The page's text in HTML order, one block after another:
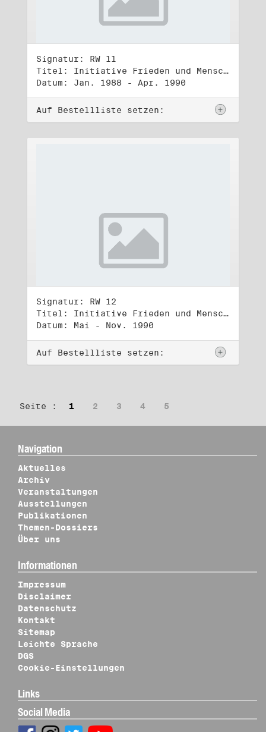
Signatur: RW 11
Titel: Initiative Frieden und Menschenrechte (1)
Datum: Jan. 1988 - Apr. 1990
Auf Bestellliste setzen:
Signatur: RW 12
Titel: Initiative Frieden und Menschenrechte (2)
Datum: Mai - Nov. 1990
Auf Bestellliste setzen:
Seite : 1 2 3 4 5
Navigation
Aktuelles
Archiv
Veranstaltungen
Ausstellungen
Publikationen
Themen-Dossiers
Über uns
Informationen
Impressum
Disclaimer
Datenschutz
Kontakt
Sitemap
Leichte Sprache
DGS
Cookie-Einstellungen
Links
Social Media